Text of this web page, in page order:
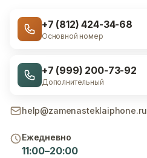
+7 (812) 424-34-68
Основной номер
+7 (999) 200-73-92
Дополнительный
help@zamenasteklaiphone.ru
Ежедневно
11:00–20:00